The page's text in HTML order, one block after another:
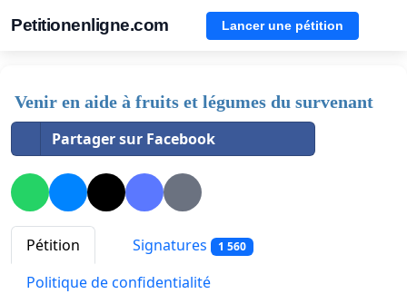
Petitionenligne.com Lancer une pétition
Venir en aide à fruits et légumes du survenant
Partager sur Facebook
Pétition Signatures 1 560
Politique de confidentialité